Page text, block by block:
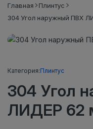
Главная
Плинтус
304 Угол наружный ПВХ
Категория:Плинтус
304 Угол
ЛИДЕР 62